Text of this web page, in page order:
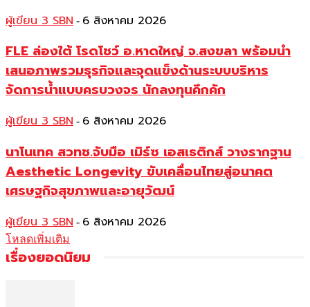
ผู้เขียน 3 SBN - 6 สิงหาคม 2026
FLE ล่องใต้ โรดโชว์ อ.หาดใหญ่ จ.สงขลา พร้อมนำ
เสนอภาพรวมธุรกิจและจุดแข็งด้านระบบบริหาร
จัดการน้ำแบบครบวงจร นักลงทุนคึกคัก
ผู้เขียน 3 SBN - 6 สิงหาคม 2026
นาโนเทค สวทช.จับมือ เมิร์ซ เอสเธติกส์ วางรากฐาน
Aesthetic Longevity ขับเคลื่อนไทยสู่อนาคต
เศรษฐกิจสุขภาพและอายุวัฒน์
ผู้เขียน 3 SBN - 6 สิงหาคม 2026
โหลดเพิ่มเติม
เรื่องยอดนิยม